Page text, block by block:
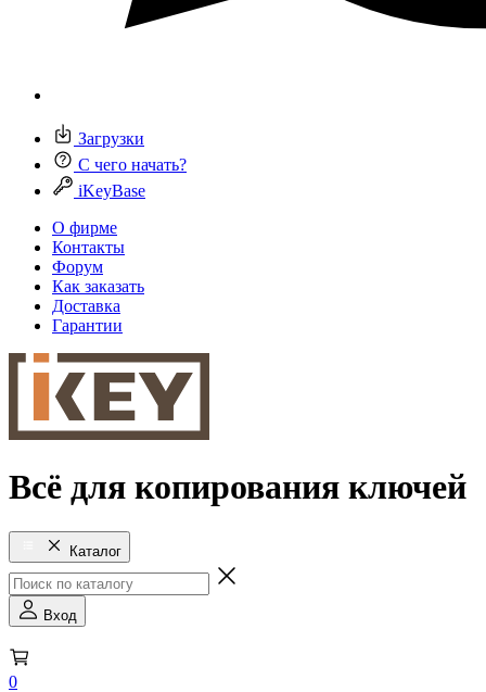
Загрузки
С чего начать?
iKeyBase
О фирме
Контакты
Форум
Как заказать
Доставка
Гарантии
Всё для копирования ключей
Каталог
Вход
0